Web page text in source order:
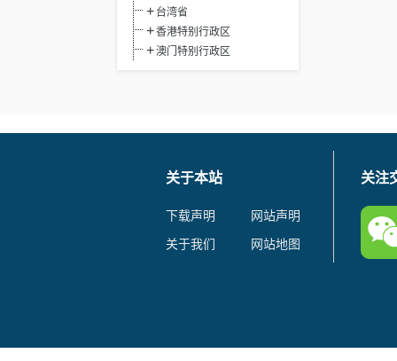
台湾省
香港特别行政区
澳门特别行政区
关于本站
下载声明
网站声明
关于我们
网站地图
关注